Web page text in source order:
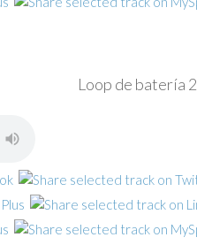
Loop de batería 2